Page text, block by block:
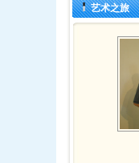
艺术之旅